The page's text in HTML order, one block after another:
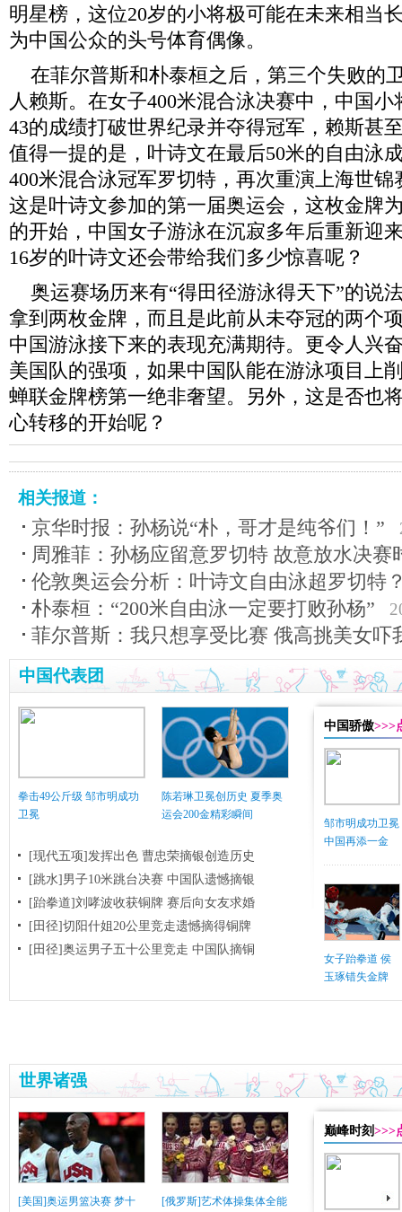
明星榜，这位20岁的小将极可能在未来相当
为中国公众的头号体育偶像。
在菲尔普斯和朴泰桓之后，第三个失败的
人赖斯。在女子400米混合泳决赛中，中国小
43的成绩打破世界纪录并夺得冠军，赖斯甚
值得一提的是，叶诗文在最后50米的自由泳
400米混合泳冠军罗切特，再次重演上海世
这是叶诗文参加的第一届奥运会，这枚金牌
的开始，中国女子游泳在沉寂多年后重新迎
16岁的叶诗文还会带给我们多少惊喜呢？
奥运赛场历来有“得田径游泳得天下”的说
拿到两枚金牌，而且是此前从未夺冠的两个
中国游泳接下来的表现充满期待。更令人兴
美国队的强项，如果中国队能在游泳项目上
蝉联金牌榜第一绝非奢望。另外，这是否也
心转移的开始呢？
相关报道：
京华时报：孙杨说“朴，哥才是纯爷们！”
周雅菲：孙杨应留意罗切特 故意放水决赛
伦敦奥运会分析：叶诗文自由泳超罗切特
朴泰桓：“200米自由泳一定要打败孙杨”
菲尔普斯：我只想享受比赛 俄高挑美女吓
中国代表团
拳击49公斤级 邹市明成功
卫冕
陈若琳卫冕创历史 夏季奥
运会200金精彩瞬间
[现代五项]发挥出色 曹忠荣摘银创造历史
[跳水]男子10米跳台决赛 中国队遗憾摘银
[跆拳道]刘哮波收获铜牌 赛后向女友求婚
[田径]切阳什姐20公里竞走遗憾摘得铜牌
[田径]奥运男子五十公里竞走 中国队摘铜
中国骄傲>>>
邹市明成功卫冕
中国再添一金
女子跆拳道 侯
玉琢错失金牌
世界诸强
[美国]奥运男篮决赛 梦十
[俄罗斯]艺术体操集体全能
巅峰时刻>>>